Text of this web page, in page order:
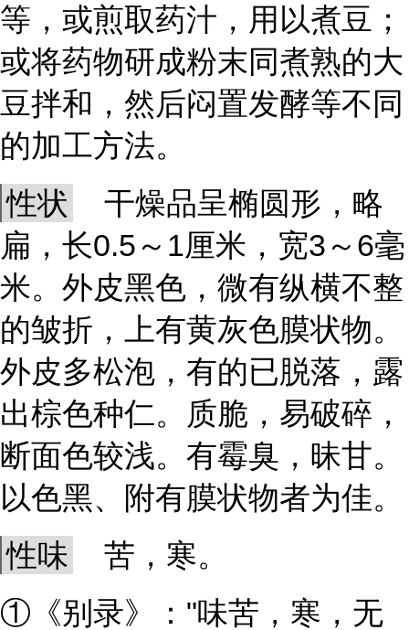
等，或煎取药汁，用以煮豆；
或将药物研成粉末同煮熟的大
豆拌和，然后闷置发酵等不同
的加工方法。
性状
干燥品呈椭圆形，略
扁，长0.5～1厘米，宽3～6毫
米。外皮黑色，微有纵横不整
的皱折，上有黄灰色膜状物。
外皮多松泡，有的已脱落，露
出棕色种仁。质脆，易破碎，
断面色较浅。有霉臭，昧甘。
以色黑、附有膜状物者为佳。
性味
苦，寒。
①《别录》："味苦，寒，无